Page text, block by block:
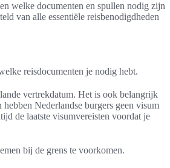
welke documenten en spullen nodig zijn
van alle essentiële reisbenodigdheden
reisdocumenten je nodig hebt.
vertrekdatum. Het is ook belangrijk
Nederlandse burgers geen visum
de laatste visumvereisten voordat je
bij de grens te voorkomen.